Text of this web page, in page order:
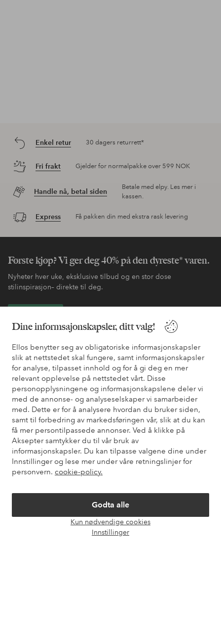
Dine informsajonskapsler, ditt valg!
Ellos benytter seg av obligatoriske informasjonskapsler
slik at nettstedet skal fungere, samt informasjonskapsler
for analyse, tilpasset innhold og for å gi deg en mer
relevant opplevelse på nettstedet vårt. Disse
personopplysningene og informasjonskapslene deler vi
med de annonse- og analyseselskaper vi samarbeider
med. Dette er for å analysere hvordan du bruker siden,
samt til forbedring av markedsføringen vår, slik at du kan
få mer persontilpassede annonser. Ved å klikke på
Aksepter samtykker du til vår bruk av
informasjonskapsler. Du kan tilpasse valgene dine under
Innstillinger og lese mer under våre retningslinjer for
personvern. cookie-policy.
Godta alle
Kun nødvendige cookies
Innstillinger
Enkel retur 30 dagers returrett*
Fri frakt Gjelder for normalpakke over 599 NOK
Handle nå, betal siden
Betale med elpy. Les mer i
kassen.
Express Få pakken din med ekstra rask levering
Første kjøp? Vi ger deg 40% på den dyreste* varen.
Nyheter hver uke, eksklusive tilbud og en stor dose
stilinspirasjon– direkte til deg.
Trenger du hjelp?
Du finner svar på de vanligste spørsmålene i vår FAQ. Du finner
også informasjon om hvordan du kan kontakte oss.
Kundeservice Bestilling Betalingsmåte
Mine sider
Om Ellos